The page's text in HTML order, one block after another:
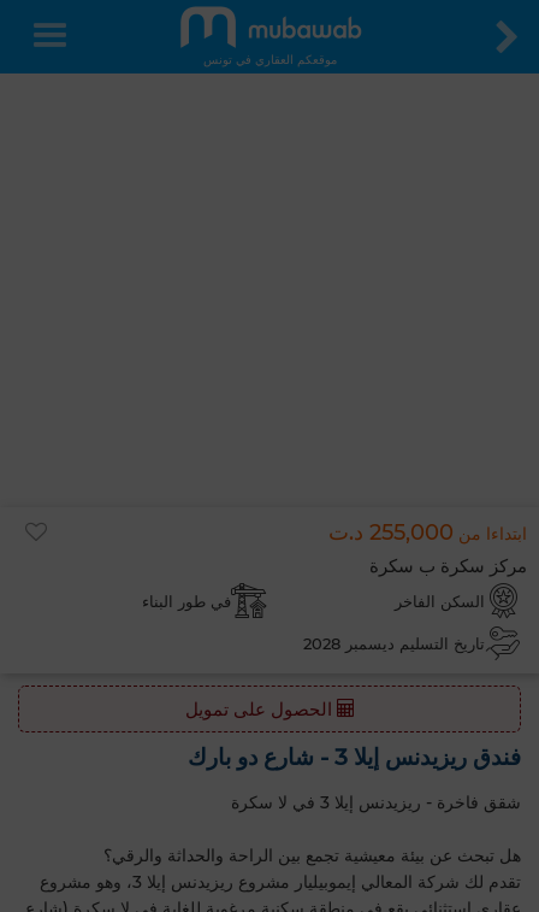
موقعكم العقاري في تونس
ابتداءا من 255,000 د.ت
مركز سكرة ب سكرة
السكن الفاخر في طور البناء
تاريخ التسليم ديسمبر 2028
الحصول على تمويل
فندق ريزيدنس إيلا 3 - شارع دو بارك
شقق فاخرة - ريزيدنس إيلا 3 في لا سكرة
هل تبحث عن بيئة معيشية تجمع بين الراحة والحداثة والرقي؟
تقدم لك شركة المعالي إيموبيليار مشروع ريزيدنس إيلا 3، وهو مشروع